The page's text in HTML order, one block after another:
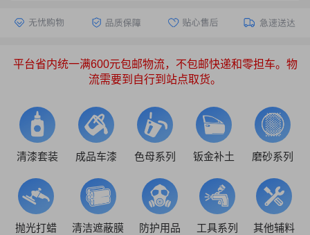
平台省内统一满600元包邮物流，不包邮快递和零担车。物
流需要到自行到站点取货。
清漆套装 成品车漆 色母系列 钣金补土 磨砂系列
抛光打蜡 清洁遮蔽膜 防护用品 工具系列 其他辅料